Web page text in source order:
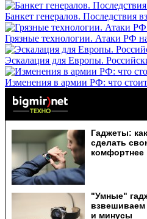
Банкет генералов. Последствия
Грязные технологии. Атаки РФ
Эскалация для Европы.
Изменения в армии РФ: что